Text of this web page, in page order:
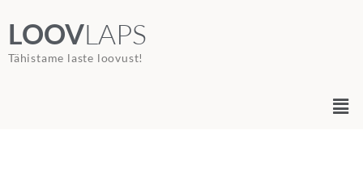
content
LOOVLAPS
Tähistame laste loovust!​